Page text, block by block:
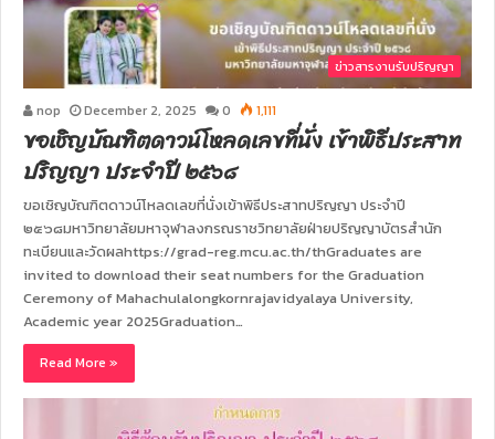
ข่าวสารงานรับปริญญา
nop December 2, 2025 0 1,111
ขอเชิญบัณฑิตดาวน์โหลดเลขที่นั่ง เข้าพิธีประสาท
ปริญญา ประจำปี ๒๕๖๘
ขอเชิญบัณฑิตดาวน์โหลดเลขที่นั่งเข้าพิธีประสาทปริญญา ประจำปี
๒๕๖๘มหาวิทยาลัยมหาจุฬาลงกรณราชวิทยาลัยฝ่ายปริญญาบัตรสำนัก
ทะเบียนและวัดผลhttps://grad-reg.mcu.ac.th/thGraduates are
invited to download their seat numbers for the Graduation
Ceremony of Mahachulalongkornrajavidyalaya University,
Academic year 2025Graduation…
Read More »